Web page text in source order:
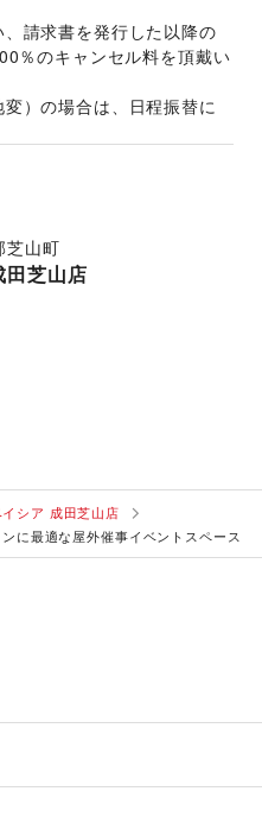
請求書を発行した以降の
％のキャンセル料を頂戴い
）の場合は、日程振替に
芝山町
田芝山店
イシア 成田芝山店
に最適な屋外催事イベントスペース